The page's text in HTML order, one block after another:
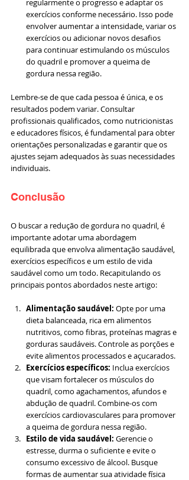
regularmente o progresso e adaptar os
exercícios conforme necessário. Isso pode
envolver aumentar a intensidade, variar os
exercícios ou adicionar novos desafios
para continuar estimulando os músculos
do quadril e promover a queima de
gordura nessa região.
Lembre-se de que cada pessoa é única, e os
resultados podem variar. Consultar
profissionais qualificados, como nutricionistas
e educadores físicos, é fundamental para obter
orientações personalizadas e garantir que os
ajustes sejam adequados às suas necessidades
individuais.
Conclusão
O buscar a redução de gordura no quadril, é
importante adotar uma abordagem
equilibrada que envolva alimentação saudável,
exercícios específicos e um estilo de vida
saudável como um todo. Recapitulando os
principais pontos abordados neste artigo:
Alimentação saudável: Opte por uma
dieta balanceada, rica em alimentos
nutritivos, como fibras, proteínas magras e
gorduras saudáveis. Controle as porções e
evite alimentos processados e açucarados.
Exercícios específicos: Inclua exercícios
que visam fortalecer os músculos do
quadril, como agachamentos, afundos e
abdução de quadril. Combine-os com
exercícios cardiovasculares para promover
a queima de gordura nessa região.
Estilo de vida saudável: Gerencie o
estresse, durma o suficiente e evite o
consumo excessivo de álcool. Busque
formas de aumentar sua atividade física